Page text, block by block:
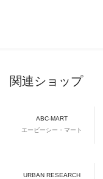
関連ショップ
ABC-MART
エービーシー・マート
URBAN RESEARCH